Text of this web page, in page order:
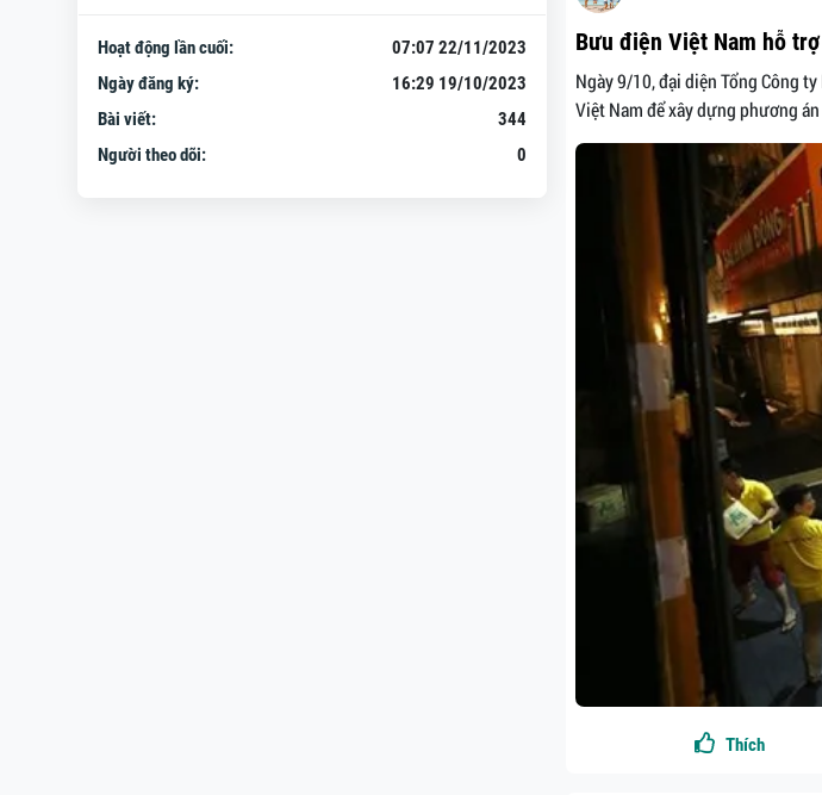
Bưu điện Việt Nam hỗ
Ngày 9/10, đại diện Tổng Công
Việt Nam để xây dựng phương
Thích
Hoạt động lần cuối:
07:07 22/11/2023
Ngày đăng ký:
16:29 19/10/2023
Bài viết:
344
Người theo dõi:
0